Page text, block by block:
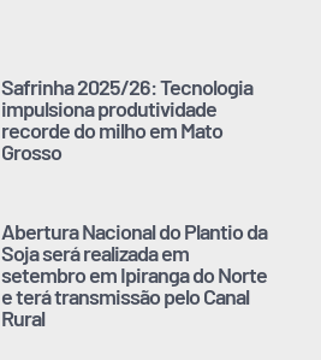
Safrinha 2025/26: Tecnologia
impulsiona produtividade
recorde do milho em Mato
Grosso
Abertura Nacional do Plantio da
Soja será realizada em
setembro em Ipiranga do Norte
e terá transmissão pelo Canal
Rural